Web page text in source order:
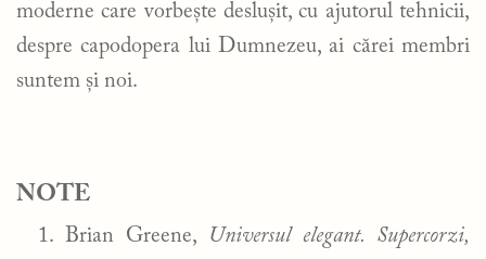
moderne care vorbește deslușit, cu ajutorul tehnicii,
despre capodopera lui Dumnezeu, ai cărei membri
suntem și noi.
NOTE
Brian Greene, Universul elegant. Supercorzi,